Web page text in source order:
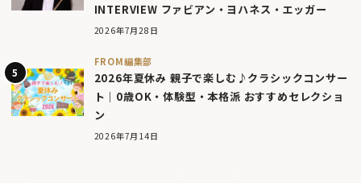
INTERVIEW ファビアン・ヨハネス・エッガー
2026年7月28日
FROM編集部
2026年夏休み 親子で楽しむ♪クラシックコンサー
ト｜0歳OK・体験型・本格派 おすすめセレクショ
ン
2026年7月14日